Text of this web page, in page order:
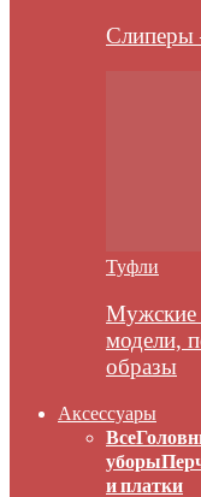
Слиперы
Туфли
Мужские
модели,
образы
Аксессуары
Все
уборы
и платки